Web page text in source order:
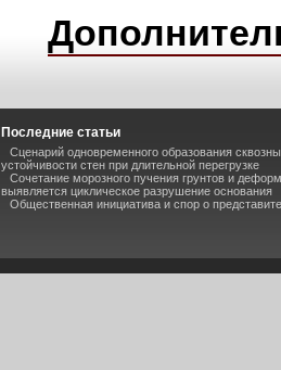
Последние статьи
Сценарий одновременного образования
устойчивости стен при длительной перегрузке
Сочетание морозного пучения грунтов и
выявляется циклическое разрушение основания
Общественная инициатива и спор о